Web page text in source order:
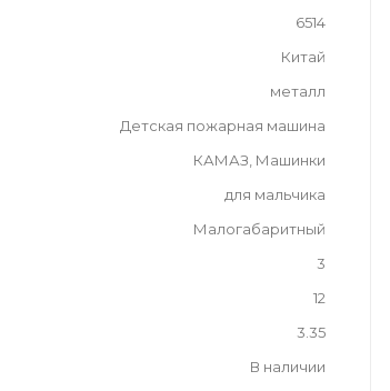
6514
Китай
металл
Детская пожарная машина
КАМАЗ, Машинки
для мальчика
Малогабаритный
3
12
3.35
В наличии